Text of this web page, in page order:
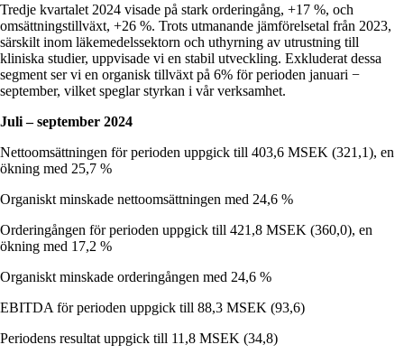
Tredje kvartalet 2024 visade på stark orderingång, +17 %, och
omsättningstillväxt, +26 %. Trots utmanande jämförelsetal från 2023,
särskilt inom läkemedelssektorn och uthyrning av utrustning till
kliniska studier, uppvisade vi en stabil utveckling. Exkluderat dessa
segment ser vi en organisk tillväxt på 6% för perioden januari −
september, vilket speglar styrkan i vår verksamhet.
Juli – september 2024
Nettoomsättningen för perioden uppgick till 403,6 MSEK (321,1), en
ökning med 25,7 %
Organiskt minskade nettoomsättningen med 24,6 %
Orderingången för perioden uppgick till 421,8 MSEK (360,0), en
ökning med 17,2 %
Organiskt minskade orderingången med 24,6 %
EBITDA för perioden uppgick till 88,3 MSEK (93,6)
Periodens resultat uppgick till 11,8 MSEK (34,8)